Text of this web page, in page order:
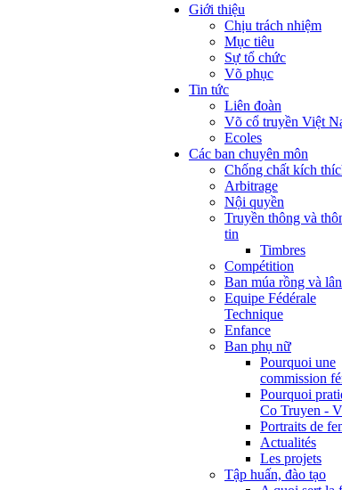
Giới thiệu
Chịu trách nhiệm
Mục tiêu
Sự tổ chức
Võ phục
Tin tức
Liên đoàn
Võ cổ truyền Việt
Ecoles
Các ban chuyên môn
Chống chất kích
Arbitrage
Nội quyền
Truyền thông và
tin
Timbres
Compétition
Ban múa rồng và lân
Equipe Fédérale
Technique
Enfance
Ban phụ nữ
Pourquoi une
commission
Pourquoi
Co Truyen -
Portraits de
Actualités
Les projets
Tập huấn, đào tạo